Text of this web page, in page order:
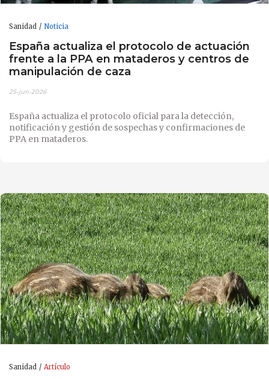
Sanidad Noticia
España actualiza el protocolo de actuación
frente a la PPA en mataderos y centros de
manipulación de caza
25-jun-2026
España actualiza el protocolo oficial para la detección,
notificación y gestión de sospechas y confirmaciones de
PPA en mataderos.
Sanidad Artículo